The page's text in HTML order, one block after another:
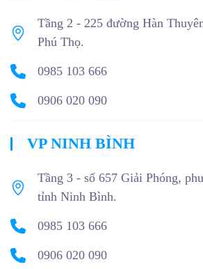
Tầng 2 - 225 đường Hàn
Phú Thọ.
0985 103 666
0906 020 090
VP NINH BÌNH
Tầng 3 - số 657 Giải Phóng,
tỉnh Ninh Bình.
0985 103 666
0906 020 090